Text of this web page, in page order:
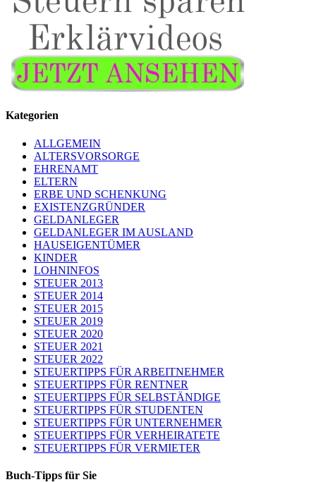
Kategorien
ALLGEMEIN
ALTERSVORSORGE
EHRENAMT
ELTERN
ERBE UND SCHENKUNG
EXISTENZGRÜNDER
GELDANLEGER
GELDANLEGER IM AUSLAND
HAUSEIGENTÜMER
KINDER
LOHNINFOS
STEUER 2013
STEUER 2014
STEUER 2015
STEUER 2019
STEUER 2020
STEUER 2021
STEUER 2022
STEUERTIPPS FÜR ARBEITNEHMER
STEUERTIPPS FÜR RENTNER
STEUERTIPPS FÜR SELBSTÄNDIGE
STEUERTIPPS FÜR STUDENTEN
STEUERTIPPS FÜR UNTERNEHMER
STEUERTIPPS FÜR VERHEIRATETE
STEUERTIPPS FÜR VERMIETER
Buch-Tipps für Sie